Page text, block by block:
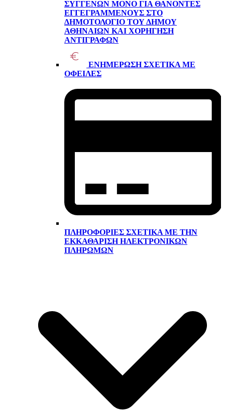
ΣΥΓΓΕΝΏΝ ΜΌΝΟ ΓΙΑ ΘΑΝΌΝΤΕΣ
ΕΓΓΕΓΡΑΜΜΈΝΟΥΣ ΣΤΟ
ΔΗΜΟΤΟΛΌΓΙΟ ΤΟΥ ΔΉΜΟΥ
ΑΘΗΝΑΊΩΝ ΚΑΙ ΧΟΡΉΓΗΣΗ
ΑΝΤΙΓΡΆΦΩΝ
ΕΝΗΜΈΡΩΣΗ ΣΧΕΤΙΚΆ ΜΕ
ΟΦΕΙΛΈΣ
ΠΛΗΡΟΦΟΡΊΕΣ ΣΧΕΤΙΚΆ ΜΕ ΤΗΝ
ΕΚΚΑΘΆΡΙΣΗ ΗΛΕΚΤΡΟΝΙΚΏΝ
ΠΛΗΡΩΜΏΝ